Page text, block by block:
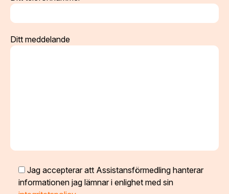
Ditt meddelande
Jag accepterar att Assistansförmedling hanterar
informationen jag lämnar i enlighet med sin